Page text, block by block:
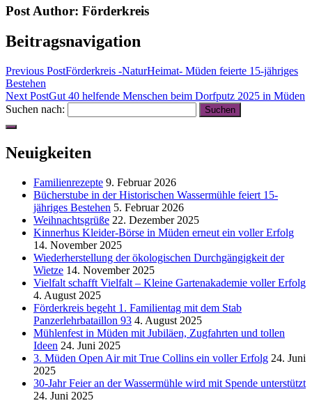
Post Author: Förderkreis
Beitragsnavigation
Previous PostFörderkreis -NaturHeimat- Müden feierte 15-jähriges
Bestehen
Next PostGut 40 helfende Menschen beim Dorfputz 2025 in Müden
Suchen nach:
Neuigkeiten
Familienrezepte 9. Februar 2026
Bücherstube in der Historischen Wassermühle feiert 15-
jähriges Bestehen 5. Februar 2026
Weihnachtsgrüße 22. Dezember 2025
Kinnerhus Kleider-Börse in Müden erneut ein voller Erfolg
14. November 2025
Wiederherstellung der ökologischen Durchgängigkeit der
Wietze 14. November 2025
Vielfalt schafft Vielfalt – Kleine Gartenakademie voller Erfolg
4. August 2025
Förderkreis begeht 1. Familientag mit dem Stab
Panzerlehrbataillon 93 4. August 2025
Mühlenfest in Müden mit Jubiläen, Zugfahrten und tollen
Ideen 24. Juni 2025
3. Müden Open Air mit True Collins ein voller Erfolg 24. Juni
2025
30-Jahr Feier an der Wassermühle wird mit Spende unterstützt
24. Juni 2025